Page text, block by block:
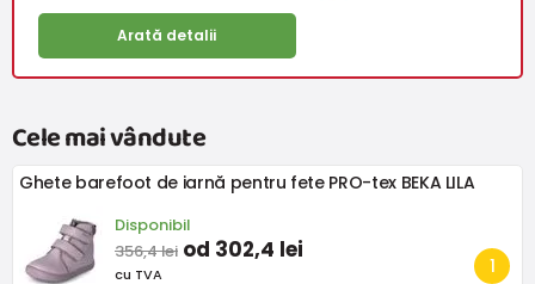
Arată detalii
Cele mai vândute
Ghete barefoot de iarnă pentru fete PRO-tex BEKA LILA
Disponibil
356,4 lei od 302,4 lei
cu TVA